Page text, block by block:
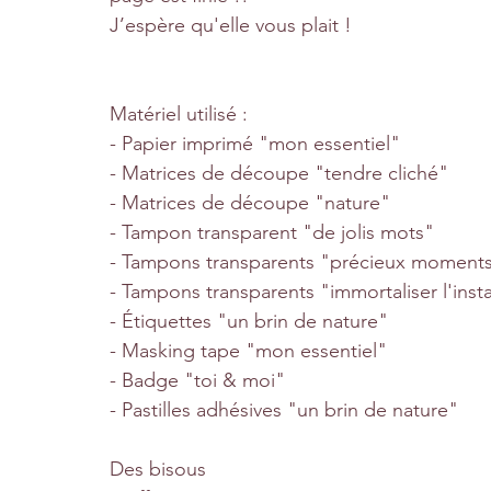
J’espère qu'elle vous plait !
Matériel utilisé :
- Papier imprimé "mon essentiel"
- Matrices de découpe "tendre cliché"
- Matrices de découpe "nature"
- Tampon transparent "de jolis mots"
- Tampons transparents "précieux
- Tampons transparents "immortaliser
- Étiquettes "un brin de nature"
- Masking tape "mon essentiel"
- Badge "toi & moi"
- Pastilles adhésives "un brin de nature"
Des bisous